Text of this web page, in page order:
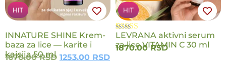
HIT
INNATURE SHINE Krem-
baza za lice — karite i
kajsija 50 ml
1670.00RSD 1253.00 RSD
HIT
Ocenjeno
5.00od 5 na
osnovu
3
LEVRANA aktivni serum
za lice VITAMIN C 30 ml
1870.00RSD